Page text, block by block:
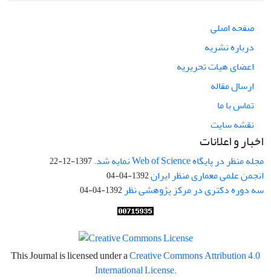
صفحه اصلی
درباره نشریه
اعضای هیات تحریریه
ارسال مقاله
تماس با ما
نقشه سایت
اخبار و اعلانات
مجله منظر در پایگاه Web of Science نمایه شد. 1397-12-22
انجمن علمی معماری منظر ایران1392-04-04
سه دوره دکتری در مرکز پژوهشی نظر 1392-04-04
This Journal is licensed under aCreative Commons Attribution 4.0
International License.